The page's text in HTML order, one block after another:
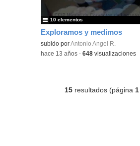
Exploramos y medimos
subido porAntonio Angel R.
10 elementos
-hace 13 años -648 visualizaciones
15 resultados (página 1